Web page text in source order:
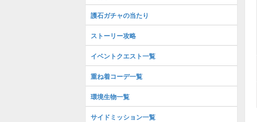
護石ガチャの当たり
ストーリー攻略
イベントクエスト一覧
重ね着コーデ一覧
環境生物一覧
サイドミッション一覧